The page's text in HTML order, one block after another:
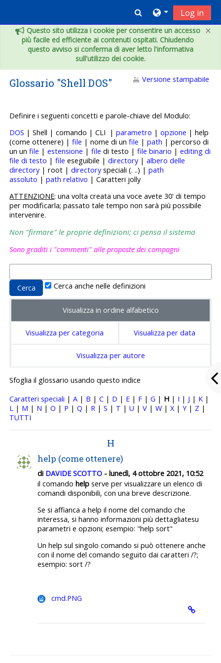
×
Questo sito utilizza i cookie per consentire un accesso
più facile ed efficiente ai contenuti ospitati. Chiudendo
questo avviso si conferma di aver letto l'informativa
sull'utilizzo dei cookie.
Toggle search
Log in
Glossario "Shell DOS" Versione stampabile
Definire i seguenti concetti e parole-chiave del Modulo:
DOS | Shell | comando | CLI |parametro |opzione | help
(come ottenere) |file | nome di unfile |path | percorso di
un unfile |estensione |file di testo |file binario |editing di
file di testo |file eseguibile |directory |albero delle
directory | root |directory speciali (. ..) |path
assoluto |path relativo | Caratteri jolly
ATTENZIONE: una volta creata una voce avete 30' di tempo
per modificarla; passato tale tempo non sarà più possibile
intervenire.
Non "firmare" le proprie definizioni; ci pensa il sistema
Sono graditi i "commenti" alle proposte dei compagni
Cerca anche nelle definizioni
Visualizza in ordine alfabetico
Visualizza per categoria Visualizza per data
Visualizza per autore
Sfoglia il glossario usando questo indice
Caratteri speciali |A | B |C | D | E | F |G | H | I | J | K |
L | M | N |O | P |Q | R |S | T |U |V |W |X |Y| Z |
TUTTI
H
help (come ottenere)
di DAVIDE SCOTTO - lunedì, 4 ottobre 2021, 10:52
il comando help serve per visualizzare un elenco di
comandi disponibili, con una breve descrizione.
Se si affianca a help il nome del comando che
interessa, si hanno informazioni più dettagliatesu
parametri e opzioni; esempio: "help sort"
Un help sul singolo comando si può ottenere anche
con il nome del comando seguito dai caratteri /?;
esempio: sort /?
cmd.PNG